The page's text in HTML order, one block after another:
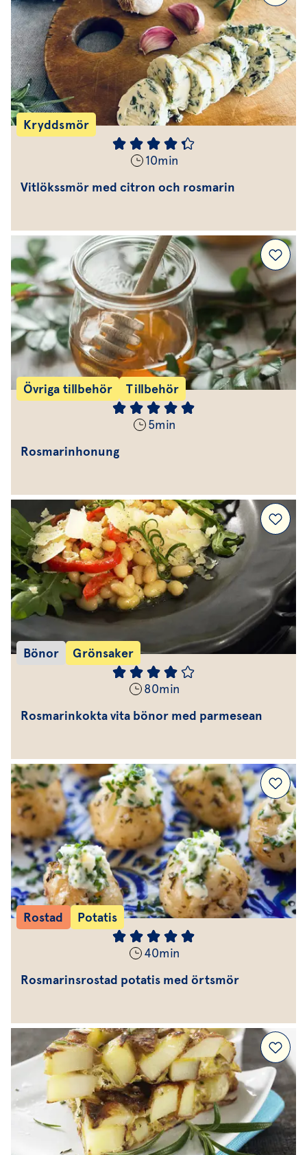
Kryddsmör
10min
Vitlökssmör med citron och rosmarin
Övriga tillbehör Tillbehör
5min
Rosmarinhonung
Bönor Grönsaker
80min
Rosmarinkokta vita bönor med parmesean
Rostad Potatis
40min
Rosmarinsrostad potatis med örtsmör